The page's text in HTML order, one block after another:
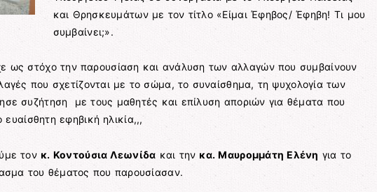
και Θρησκευμάτων με τον τίτλο «Είμαι Έφηβος/ Έφηβη! Τι μου
συμβαίνει;».
ως στόχο την παρουσίαση και ανάλυση των αλλαγών που συμβαίνουν
που σχετίζονται με το σώμα, το συναίσθημα, τη ψυχολογία των
συζήτηση με τους μαθητές και επίλυση αποριών για θέματα που
εφηβική ηλικία,,,
τον κ. Κοντούσια Λεωνίδα και την κα. Μαυρομμάτη Ελένη για το
του θέματος που παρουσίασαν.